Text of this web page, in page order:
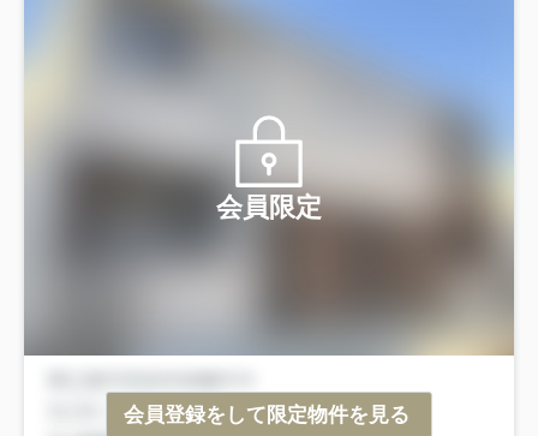
会員限定
会員登録をして限定物件を見る